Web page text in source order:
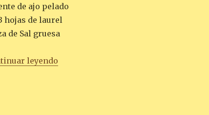
de ajo pelado
hojas de laurel
de Sal gruesa
leyendo«PEPINILLOS EN VINAGRE»